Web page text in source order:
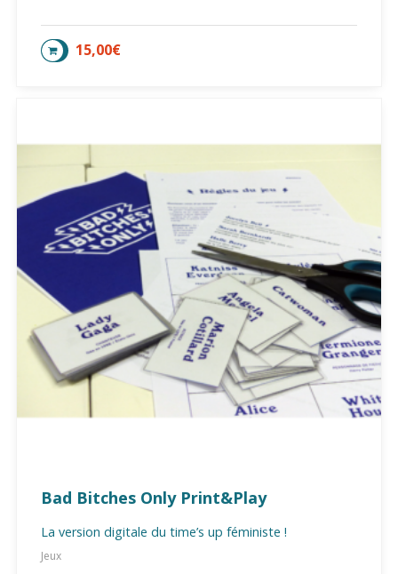
15,00€
AJOUTER AU PANIER
Bad Bitches Only Print&Play
La version digitale du time’s up féministe !
Jeux